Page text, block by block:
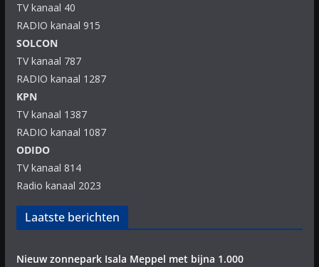
TV kanaal 40
RADIO kanaal 915
SOLCON
TV kanaal 787
RADIO kanaal 1287
KPN
TV kanaal 1387
RADIO kanaal 1087
ODIDO
TV kanaal 814
Radio kanaal 2023
Laatste berichten
Nieuw zonnepark Isala Meppel met bijna 1.000